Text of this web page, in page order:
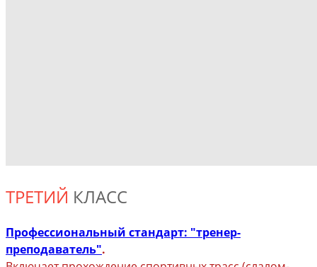
ТРЕТИЙ КЛАСС
Профессиональный стандарт: "тренер-
преподаватель".